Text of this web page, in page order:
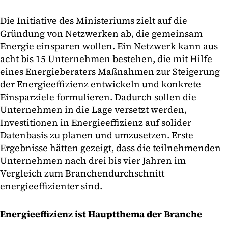
Die Initiative des Ministeriums zielt auf die
Gründung von Netzwerken ab, die gemeinsam
Energie einsparen wollen. Ein Netzwerk kann aus
acht bis 15 Unternehmen bestehen, die mit Hilfe
eines Energieberaters Maßnahmen zur Steigerung
der Energieeffizienz entwickeln und konkrete
Einsparziele formulieren. Dadurch sollen die
Unternehmen in die Lage versetzt werden,
Investitionen in Energieeffizienz auf solider
Datenbasis zu planen und umzusetzen. Erste
Ergebnisse hätten gezeigt, dass die teilnehmenden
Unternehmen nach drei bis vier Jahren im
Vergleich zum Branchendurchschnitt
energieeffizienter sind.
Energieeffizienz ist Hauptthema der Branche